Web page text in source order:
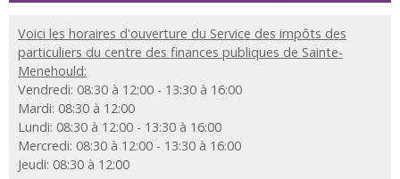
Voici les horaires d'ouverture du Service des impôts des
particuliers du centre des finances publiques de Sainte-
Menehould:
Vendredi: 08:30 à 12:00 - 13:30 à 16:00
Mardi: 08:30 à 12:00
Lundi: 08:30 à 12:00 - 13:30 à 16:00
Mercredi: 08:30 à 12:00 - 13:30 à 16:00
Jeudi: 08:30 à 12:00